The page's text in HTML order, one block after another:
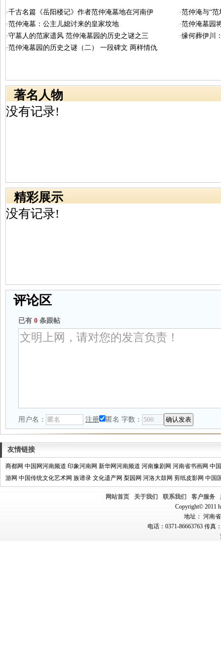
·千古名篇《岳阳楼记》作者范仲淹墓地在河南伊
·范仲淹与“
·范仲淹墓：公主儿媳讨来的皇家坟地
·范仲淹墓园
·守墓人的范家遗风 范仲淹墓园的历史之谜之三
·缘何葬伊川
·范仲淹墓园的历史之谜（二） 一段碑文 两样情仇
著名人物
没有记录!
精彩展示
没有记录!
评论区
已有 0 条跟帖
用户名： 注册 匿名 字数：
友情链接
商都网 中国网河南频道 印象河南网 新华网河南频道 河南豫剧网 河南省书画网 中
游网 中国传统文化艺术网 族谱录 文化遗产网 梨园网 河洛大鼓网 剪纸皮影网 中国
网站首页 关于我们 联系我们 客户服务
Copyright© 2011
地址： 河南
电话：0371-86663763 传真